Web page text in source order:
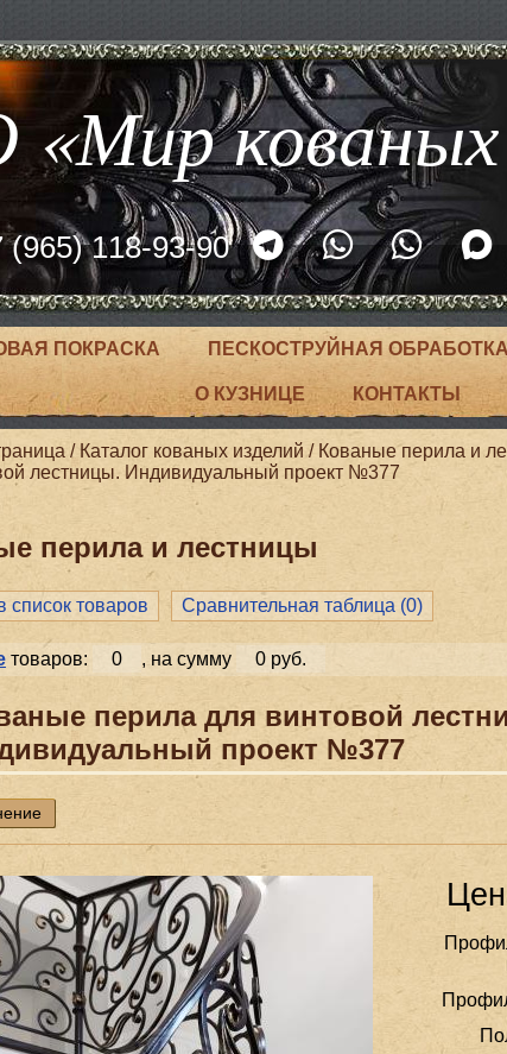
кованых
(965) 118-93-90
ПОКРАСКА ПЕСКОСТРУЙНАЯ ОБРАБОТКА
О КУЗНИЦЕ КОНТАКТЫ
/ Каталог кованых изделий / Кованые перила и
лестницы. Индивидуальный проект №377
перила и лестницы
список товаров Сравнительная таблица (0)
товаров: 0 , на сумму 0 руб.
перила для винтовой
проект №377